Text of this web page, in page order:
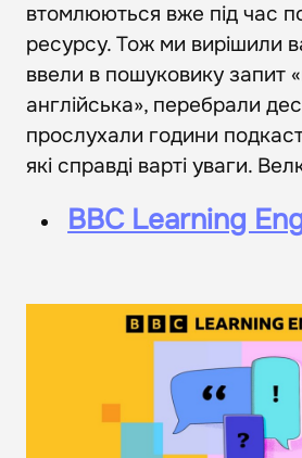
втомлюються вже під час
ресурсу. Тож ми вирішили
ввели в пошуковику запит
англійська», перебрали
прослухали години
які справді варті уваги.
BBC Learning